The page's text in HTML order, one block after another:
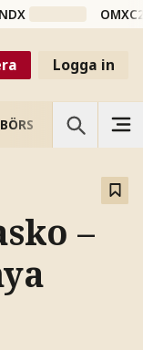
NDX
Logga in
BÖRS VETENSKAP
–